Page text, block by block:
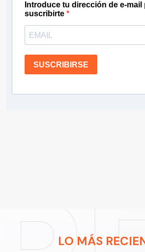
Introduce tu dirección de e-mail
suscribirte
SUSCRIBIRSE
LO MÁS